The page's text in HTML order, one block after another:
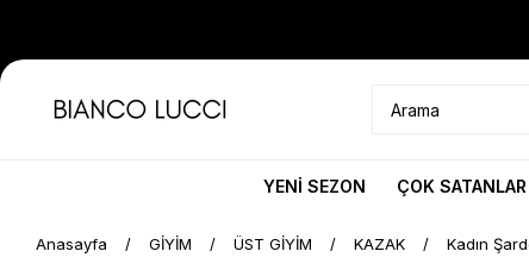
YENİ SEZON ÇOK SATANLAR
Anasayfa GİYİM ÜST GİYİM KAZAK Kadın